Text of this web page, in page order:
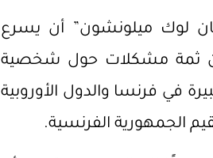
لوك ميلونشون” أن يسرع
ثمة مشكلات حول شخصية
في فرنسا والدول الأوروبية
الجمهورية الفرنسية.